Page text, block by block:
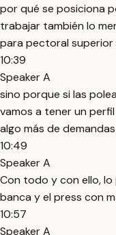
por qué se posiciona
trabajar también lo
para pectoral superior
10:39
Speaker A
sino porque si las
vamos a tener un
algo más de
10:49
Speaker A
Con todo y con ello,
banca y el press con
10:57
Speaker A